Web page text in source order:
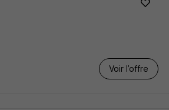
Voir l’offre